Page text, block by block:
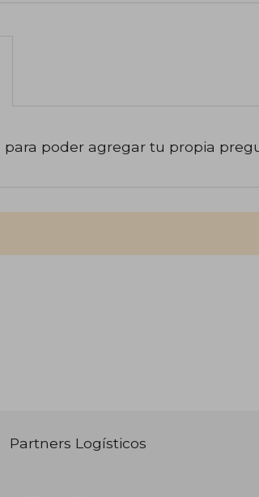
para poder agregar tu propia
Partners Logísticos